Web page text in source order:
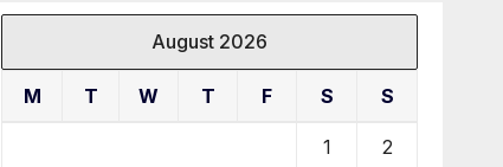
August 2026
M T W T F S S
1 2